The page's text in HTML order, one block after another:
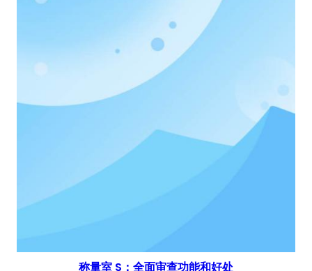
称量室 S：全面审查功能和好处